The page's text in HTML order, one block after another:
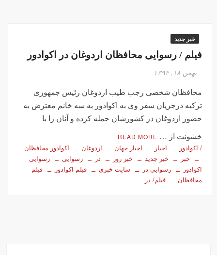
خبر جدید
فیلم / رسوایی محافظان اردوغان در اکوادور
بهمن ۱۸, ۱۳۹۴
محافظان شخصی رجب طیب اردوغان رئیس جمهوری
ترکیه درجریان سفر وی به اکوادور به سه خانم معترض به
حضور اردوغان در کشورشان حمله کرده و آنان را با
خشونت از … READ MORE
/ اکوادور اخبار اخبار جهان اردوغان
اکوادور محافظان
خبر
خبر جدید خبر روز در رسوایی
رسوایی
اکوادور
رسوایی در سایت خبری فیلم اکوادور
فیلم
محافظان
فیلم/ در